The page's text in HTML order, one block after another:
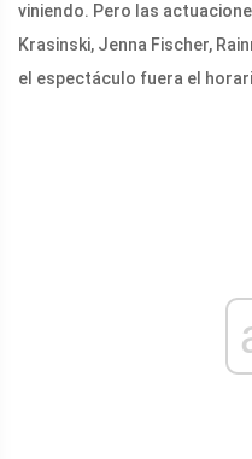
viniendo. Pero las
Krasinski, Jenna Fischer,
el espectáculo fuera el